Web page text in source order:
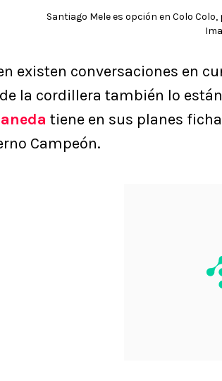
Santiago Mele es opción en Colo
existen conversaciones en
la cordillera también lo
tiene en sus planes
Campeón.